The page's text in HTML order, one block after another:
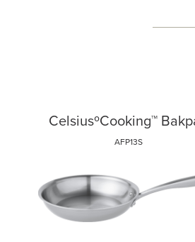
CelsiusºCooking™
AFP13S